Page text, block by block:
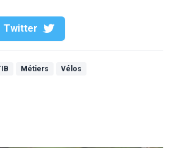
Twitter
Métiers Vélos